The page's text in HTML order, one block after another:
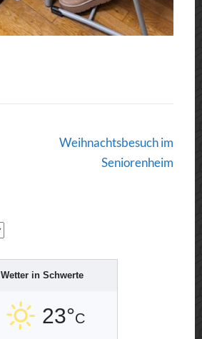
Weihnachtsbesuch im
Seniorenheim
Wetter in Schwerte
23°C